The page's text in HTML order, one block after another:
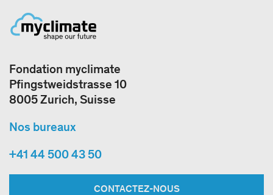
Fondation myclimate
Pfingstweidstrasse 10
8005 Zurich, Suisse
Nos bureaux
+41 44 500 43 50
CONTACTEZ-NOUS